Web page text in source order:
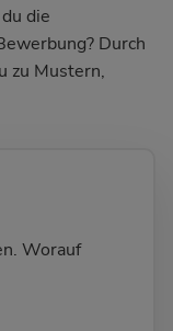
die
Durch
zu Mustern,
Worauf